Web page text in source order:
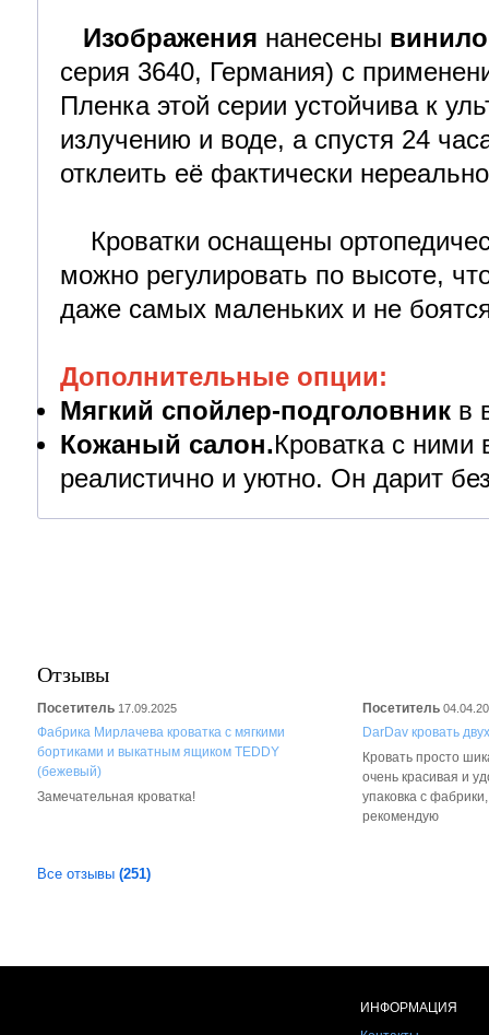
Изображения нанесены
серия 3640, Германия) с
Пленка этой серии устойчива к
излучению и воде, а спустя 24
отклеить её фактически
Кроватки оснащены
можно регулировать по высоте,
даже самых маленьких и не
Дополнительные опции:
Мягкий спойлер-подголовник в
Кожаный салон.Кроватка с ними
реалистично и уютно. Он дарит
Отзывы
Посетитель 17.09.2025
Фабрика Мирлачева кроватка с мягкими
бортиками и выкатным ящиком TEDDY
(бежевый)
Замечательная кроватка!
Посетитель
DarDav кровать
Кровать просто
очень красивая и
упаковка с
рекомендую
Все отзывы (251)
ИНФОРМАЦИЯ